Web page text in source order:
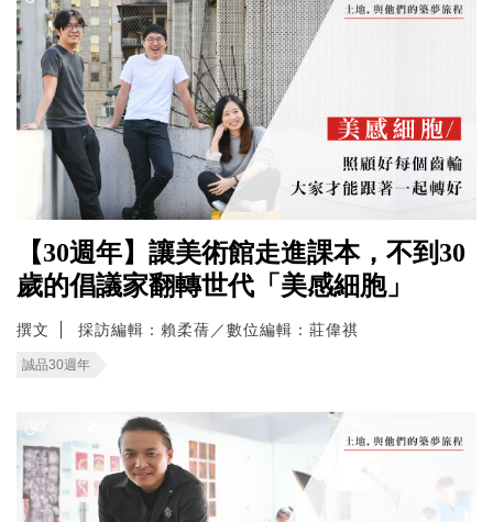
【30週年】讓美術館走進課本，不到30
歲的倡議家翻轉世代「美感細胞」
撰文 採訪編輯：賴柔蒨／數位編輯：莊偉祺
誠品30週年